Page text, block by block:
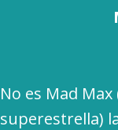
No es Mad
superestrella)